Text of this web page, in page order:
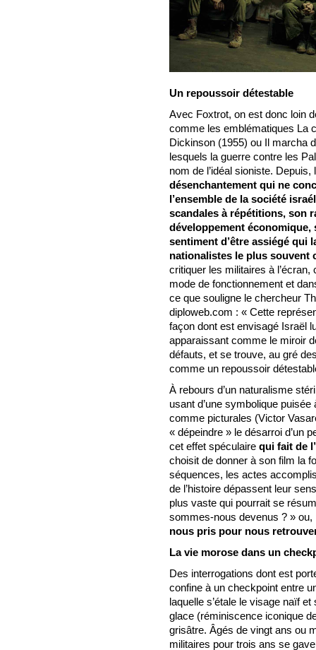
Un repoussoir détestable
Avec Foxtrot, on est donc loin
comme les emblématiques La
Dickinson (1955) ou Il marcha
lesquels la guerre contre les
nom de l’idéal sioniste.
désenchantement qui ne
l’ensemble de la société
scandales à répétitions, son
développement
sentiment d’être assiégé qui
nationalistes le plus souvent
critiquer les militaires à
mode de fonctionnement et
ce que souligne le chercheur
diploweb.com : « Cette
façon dont est envisagé Israël
apparaissant comme le miroir
défauts, et se trouve, au gré
comme un repoussoir
À rebours d’un naturalisme
usant d’une symbolique
comme picturales (Victor
« dépeindre » le désarroi d’un
cet effet spéculaire qui fait de
choisit de donner à son film la
séquences, les actes
de l’histoire dépassent leur
plus vaste qui pourrait se
sommes-nous devenus ? »
nous pris pour nous
La vie morose dans un
Des interrogations dont est
confine à un checkpoint entre
laquelle s’étale le visage naïf
glace (réminiscence iconique
grisâtre. Âgés de vingt ans ou
militaires pour trois ans se